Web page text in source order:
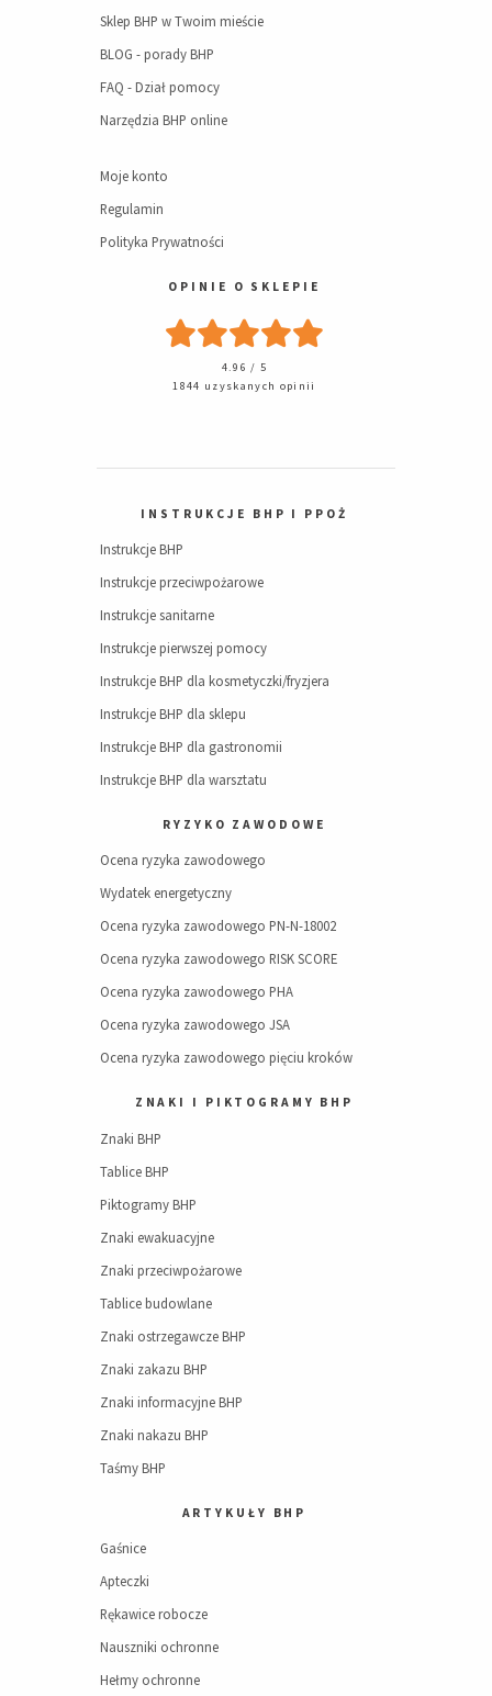
Sklep BHP w Twoim mieście
BLOG - porady BHP
FAQ - Dział pomocy
Narzędzia BHP online
Moje konto
Regulamin
Polityka Prywatności
OPINIE O SKLEPIE
4.96 / 5
1844 uzyskanych opinii
INSTRUKCJE BHP I PPOŻ
Instrukcje BHP
Instrukcje przeciwpożarowe
Instrukcje sanitarne
Instrukcje pierwszej pomocy
Instrukcje BHP dla kosmetyczki/fryzjera
Instrukcje BHP dla sklepu
Instrukcje BHP dla gastronomii
Instrukcje BHP dla warsztatu
RYZYKO ZAWODOWE
Ocena ryzyka zawodowego
Wydatek energetyczny
Ocena ryzyka zawodowego PN-N-18002
Ocena ryzyka zawodowego RISK SCORE
Ocena ryzyka zawodowego PHA
Ocena ryzyka zawodowego JSA
Ocena ryzyka zawodowego pięciu kroków
ZNAKI I PIKTOGRAMY BHP
Znaki BHP
Tablice BHP
Piktogramy BHP
Znaki ewakuacyjne
Znaki przeciwpożarowe
Tablice budowlane
Znaki ostrzegawcze BHP
Znaki zakazu BHP
Znaki informacyjne BHP
Znaki nakazu BHP
Taśmy BHP
ARTYKUŁY BHP
Gaśnice
Apteczki
Rękawice robocze
Nauszniki ochronne
Hełmy ochronne